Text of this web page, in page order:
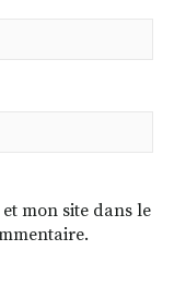
mon site dans le